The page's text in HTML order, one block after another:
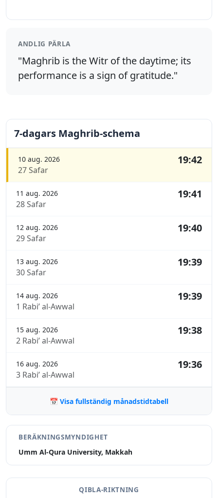
ANDLIG PÄRLA
"Maghrib is the Witr of the daytime; its
performance is a sign of gratitude."
7-dagars Maghrib-schema
10 aug. 2026
27 Safar
19:42
11 aug. 2026
28 Safar
19:41
12 aug. 2026
29 Safar
19:40
13 aug. 2026
30 Safar
19:39
14 aug. 2026
1 Rabi’ al-Awwal
19:39
15 aug. 2026
2 Rabi’ al-Awwal
19:38
16 aug. 2026
3 Rabi’ al-Awwal
19:36
📅 Visa fullständig månadstidtabell
BERÄKNINGSMYNDIGHET
Umm Al-Qura University, Makkah
QIBLA-RIKTNING